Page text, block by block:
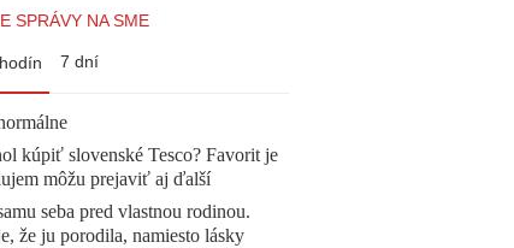
SPRÁVY NA SME
7 dní
kúpiť slovenské Tesco? Favorit je
môžu prejaviť aj ďalší
seba pred vlastnou rodinou.
že ju porodila, namiesto lásky